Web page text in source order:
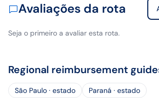
Avaliações da rota
Seja o primeiro a avaliar esta rota.
Regional reimbursement
São Paulo · estado Paraná · estado